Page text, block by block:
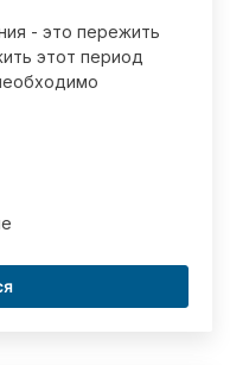
- это пережить
этот период